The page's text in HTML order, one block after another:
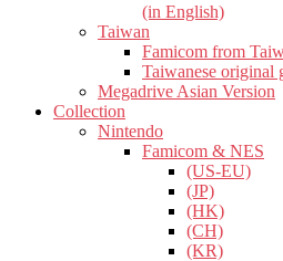
(in English)
Taiwan
Famicom from
Taiwanese original
Megadrive Asian Version
Collection
Nintendo
Famicom & NES
(US-EU)
(JP)
(HK)
(CH)
(KR)